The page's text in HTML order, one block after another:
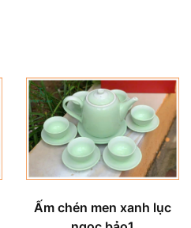
Ấm chén men xanh lục